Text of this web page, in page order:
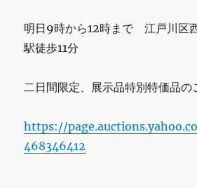
明日9時から12時まで 江戸川
駅徒歩11分
二日間限定、展示品特別特価品の
https://
468346412